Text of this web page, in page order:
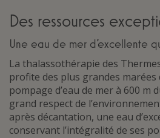
Des ressources
Une eau de mer d’excellente
La thalassothérapie des
profite des plus grandes marées
pompage d’eau de mer à 600 m
grand respect de
après décantation, une eau
conservant l’intégralité de ses